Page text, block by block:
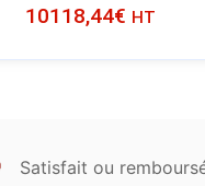
10118,44€ HT
Satisfait ou